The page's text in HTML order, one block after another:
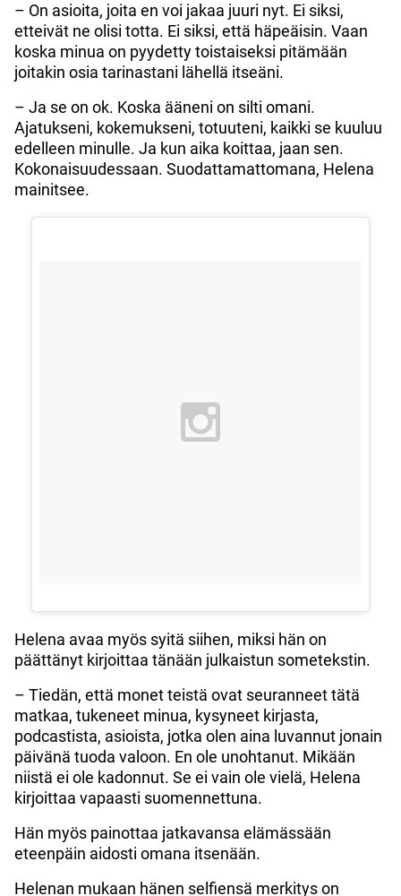
– On asioita, joita en voi jakaa juuri nyt. Ei siksi,
etteivät ne olisi totta. Ei siksi, että häpeäisin. Vaan
koska minua on pyydetty toistaiseksi pitämään
joitakin osia tarinastani lähellä itseäni.
– Ja se on ok. Koska ääneni on silti omani.
Ajatukseni, kokemukseni, totuuteni, kaikki se kuuluu
edelleen minulle. Ja kun aika koittaa, jaan sen.
Kokonaisuudessaan. Suodattamattomana, Helena
mainitsee.
Helena avaa myös syitä siihen, miksi hän on
päättänyt kirjoittaa tänään julkaistun sometekstin.
– Tiedän, että monet teistä ovat seuranneet tätä
matkaa, tukeneet minua, kysyneet kirjasta,
podcastista, asioista, jotka olen aina luvannut jonain
päivänä tuoda valoon. En ole unohtanut. Mikään
niistä ei ole kadonnut. Se ei vain ole vielä, Helena
kirjoittaa vapaasti suomennettuna.
Hän myös painottaa jatkavansa elämässään
eteenpäin aidosti omana itsenään.
Helenan mukaan hänen selfiensä merkitys on